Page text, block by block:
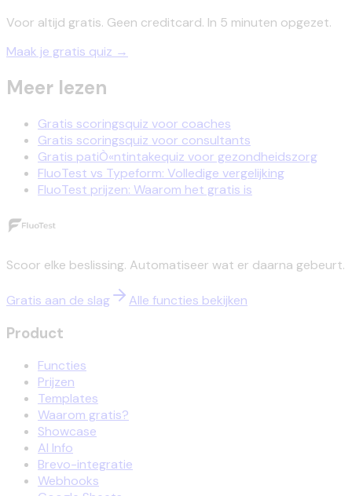
Voor altijd gratis. Geen creditcard. In 5 minuten opgezet.
Maak je gratis quiz →
Meer lezen
Gratis scoringsquiz voor coaches
Gratis scoringsquiz voor consultants
Gratis patiÒ«ntintakequiz voor gezondheidszorg
FluoTest vs Typeform: Volledige vergelijking
FluoTest prijzen: Waarom het gratis is
Scoor elke beslissing. Automatiseer wat er daarna gebeurt.
Gratis aan de slag Alle functies bekijken
Product
Functies
Prijzen
Templates
Waarom gratis?
Showcase
AI Info
Brevo-integratie
Webhooks